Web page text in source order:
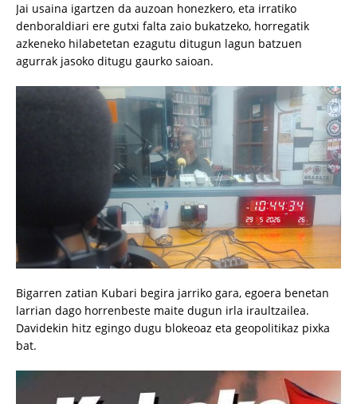
Jai usaina igartzen da auzoan honezkero, eta irratiko
denboraldiari ere gutxi falta zaio bukatzeko, horregatik
azkeneko hilabetetan ezagutu ditugun lagun batzuen
agurrak jasoko ditugu gaurko saioan.
Bigarren zatian Kubari begira jarriko gara, egoera benetan
larrian dago horrenbeste maite dugun irla iraultzailea.
Davidekin hitz egingo dugu blokeoaz eta geopolitikaz pixka
bat.